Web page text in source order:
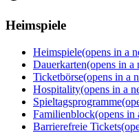
Heimspiele
Heimspiele(opens in a
Dauerkarten(opens in a
Ticketbörse(opens in a
Hospitality(opens in a
Spieltagsprogramme
Familienblock(opens in
Barrierefreie Tickets